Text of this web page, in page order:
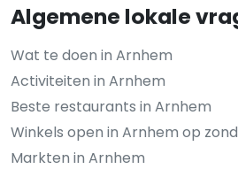
Algemene lokale
Wat te doen in Arnhem
Activiteiten in Arnhem
Beste restaurants in Arnhem
Winkels open in Arnhem op
Markten in Arnhem